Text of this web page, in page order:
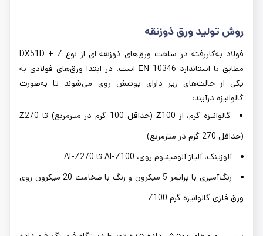
روش تولید ورق ذوزنقه
فولاد به‌کاررفته در ساخت ورق‌های ذوزنقه ای از نوع DX51D + Z
مطابق با استاندارد ΕΝ 10346 است. در ابتدا ورق‌های فولادی به
یکی از حالت‌های زیر دارای پوشش روی می‌شوند تا به‌صورت
گالوانیزه درآیند:
گالوانیزه گرم، از Ζ100 (حداقل 100 گرم در مترمربع) تا Ζ270
(حداقل 270 گرم در مترمربع)
آلوزینک، آلیاژ آلومینیوم روی، Al-Z100 تا Al-Z270
رنگ‌آمیزی با پرایمر 5 میکرون و رنگ با ضخامت 20 میکرون روی
ورق فلزی گالوانیزه گرم Z100